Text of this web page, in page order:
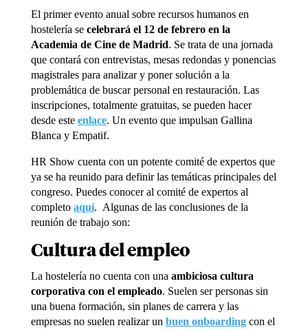
El primer evento anual sobre recursos humanos en
hostelería se celebrará el 12 de febrero en la
Academia de Cine de Madrid. Se trata de una jornada
que contará con entrevistas, mesas redondas y ponencias
magistrales para analizar y poner solución a la
problemática de buscar personal en restauración. Las
inscripciones, totalmente gratuitas, se pueden hacer
desde este enlace. Un evento que impulsan Gallina
Blanca y Empatif.
HR Show cuenta con un potente comité de expertos que
ya se ha reunido para definir las temáticas principales del
congreso. Puedes conocer al comité de expertos al
completo aquí. Algunas de las conclusiones de la
reunión de trabajo son:
Cultura del empleo
La hostelería no cuenta con una ambiciosa cultura
corporativa con el empleado. Suelen ser personas sin
una buena formación, sin planes de carrera y las
empresas no suelen realizar un buen onboardingcon el